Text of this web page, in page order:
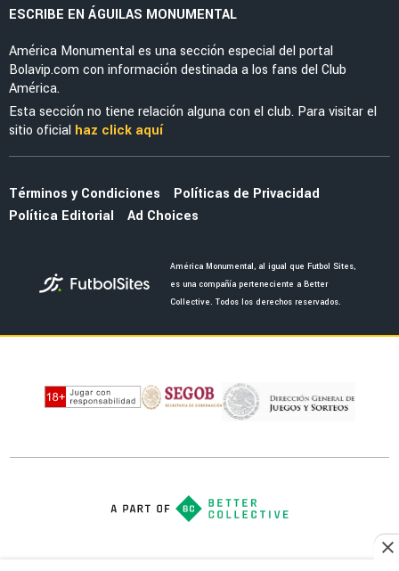
NOTICIAS
Emilio Azcárraga lanza duro mensaje tras la
Eliminación de la Selección Mexicana
Emilio Azcárraga cede mucho poder de